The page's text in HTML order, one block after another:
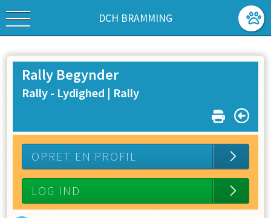
DCH BRAMMING
Rally Begynder
Rally - Lydighed | Rally
OPRET EN PROFIL
LOG IND